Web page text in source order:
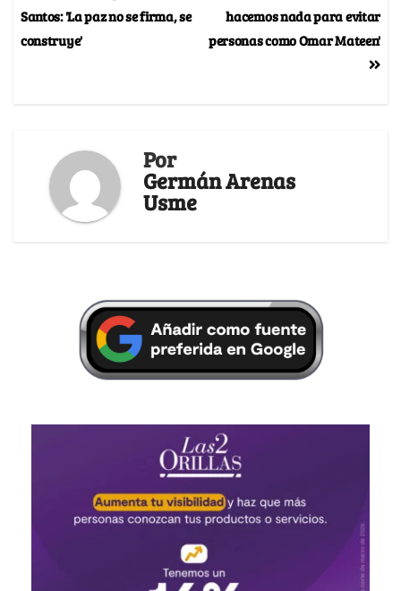
hacemos nada para evitar
personas como Omar Mateen'
Santos: 'La paz no se firma, se
construye'
Por
Germán Arenas
Usme